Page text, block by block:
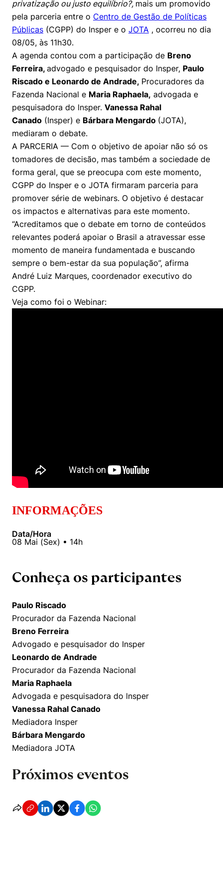
Todas as Engenharias
Engenharia de Computação
Engenharia de Produção
Engenharia Mecânica
Direito
Finanças
Negócios
Políticas Públicas
Sustentabilidade
Tecnologia e Dados
Prêmio Duda Ermírio de Moraes
Como funciona
Resolução Eficaz de Problemas
Oportunidade de Negócios
Women in Action
Trabalhe conosco
Sala de Imprensa
Biblioteca Telles
Repositório Institucional
Pesquisa na Graduação
Seminários Acadêmicos
Comitê de Ética em Pesquisa
Notícias
Youtube
Instagram
Linkedin
Engenharia e Ciência da Computação
Direito
Busca por docentes
Áreas de Conhecimento
Prêmios de Excelência
Ensino e aprendizagem
Fale Conosco
Atendimento
Visite o Insper
Canal de Ética
Ouvidoria
Portal da Privacidade
privatização ou justo equilíbrio?, mais um promovido
pela parceria entre o Centro de Gestão de Políticas
Públicas (CGPP) do Insper e o JOTA , ocorreu no dia
08/05, às 11h30.
A agenda contou com a participação de Breno
Ferreira, advogado e pesquisador do Insper, Paulo
Riscado e Leonardo de Andrade, Procuradores da
Fazenda Nacional e Maria Raphaela, advogada e
pesquisadora do lnsper. Vanessa Rahal
Canado (Insper) e Bárbara Mengardo (JOTA),
mediaram o debate.
A PARCERIA — Com o objetivo de apoiar não só os
tomadores de decisão, mas também a sociedade de
forma geral, que se preocupa com este momento,
CGPP do Insper e o JOTA firmaram parceria para
promover série de webinars. O objetivo é destacar
os impactos e alternativas para este momento.
“Acreditamos que o debate em torno de conteúdos
relevantes poderá apoiar o Brasil a atravessar esse
momento de maneira fundamentada e buscando
sempre o bem-estar da sua população”, afirma
André Luiz Marques, coordenador executivo do
CGPP.
Veja como foi o Webinar:
INFORMAÇÕES
Data/Hora
08 Mai (Sex) • 14h
Conheça os participantes
Paulo Riscado
Procurador da Fazenda Nacional
Breno Ferreira
Advogado e pesquisador do Insper
Leonardo de Andrade
Procurador da Fazenda Nacional
Maria Raphaela
Advogada e pesquisadora do lnsper
Vanessa Rahal Canado
Mediadora Insper
Bárbara Mengardo
Mediadora JOTA
Próximos eventos